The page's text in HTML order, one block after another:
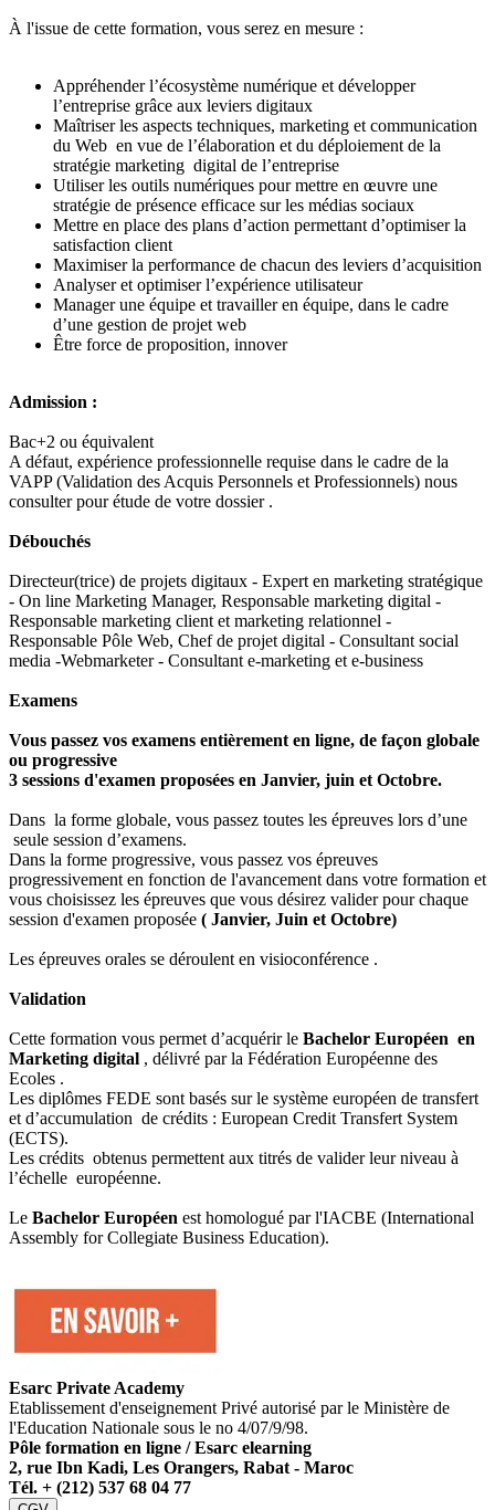
À l'issue de cette formation, vous serez en mesure :
Appréhender l’écosystème numérique et développer
l’entreprise grâce aux leviers digitaux
Maîtriser les aspects techniques, marketing et communication
du Web en vue de l’élaboration et du déploiement de la
stratégie marketing digital de l’entreprise
Utiliser les outils numériques pour mettre en œuvre une
stratégie de présence efficace sur les médias sociaux
Mettre en place des plans d’action permettant d’optimiser la
satisfaction client
Maximiser la performance de chacun des leviers d’acquisition
Analyser et optimiser l’expérience utilisateur
Manager une équipe et travailler en équipe, dans le cadre
d’une gestion de projet web
Être force de proposition, innover
Admission :
Bac+2 ou équivalent
A défaut, expérience professionnelle requise dans le cadre de la
VAPP (Validation des Acquis Personnels et Professionnels) nous
consulter pour étude de votre dossier .
Débouchés
Directeur(trice) de projets digitaux - Expert en marketing stratégique
- On line Marketing Manager, Responsable marketing digital -
Responsable marketing client et marketing relationnel -
Responsable Pôle Web, Chef de projet digital - Consultant social
media -Webmarketer - Consultant e-marketing et e-business
Examens
Vous passez vos examens entièrement en ligne, de façon globale
ou progressive
3 sessions d'examen proposées en Janvier, juin et Octobre.
Dans la forme globale, vous passez toutes les épreuves lors d’une
seule session d’examens.
Dans la forme progressive, vous passez vos épreuves
progressivement en fonction de l'avancement dans votre formation et
vous choisissez les épreuves que vous désirez valider pour chaque
session d'examen proposée ( Janvier, Juin et Octobre)
Les épreuves orales se déroulent en visioconférence .
Validation
Cette formation vous permet d’acquérir le Bachelor Européen en
Marketing digital , délivré par la Fédération Européenne des
Ecoles .
Les diplômes FEDE sont basés sur le système européen de transfert
et d’accumulation de crédits : European Credit Transfert System
(ECTS).
Les crédits obtenus permettent aux titrés de valider leur niveau à
l’échelle européenne.
Le Bachelor Européen est homologué par l'IACBE (International
Assembly for Collegiate Business Education).
Esarc Private Academy
Etablissement d'enseignement Privé autorisé par le Ministère de
l'Education Nationale sous le no 4/07/9/98.
Pôle formation en ligne / Esarc elearning
2, rue Ibn Kadi, Les Orangers, Rabat - Maroc
Tél. + (212) 537 68 04 77